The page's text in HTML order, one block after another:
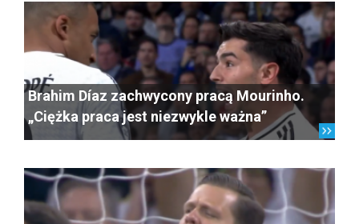
Brahim Díaz zachwycony pracą Mourinho.
„Ciężka praca jest niezwykle ważna”